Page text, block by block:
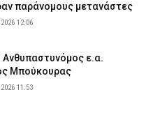
παράνομους μετανάστες
12:06
Ανθυπαστυνόμος ε.α.
Μπούκουρας
11:53